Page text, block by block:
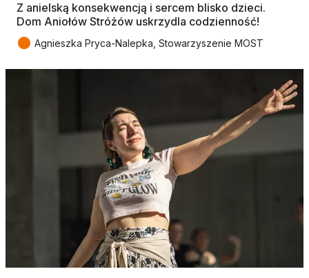
Z anielską konsekwencją i sercem blisko dzieci.
Dom Aniołów Stróżów uskrzydla codzienność!
● Agnieszka Pryca-Nalepka, Stowarzyszenie MOST